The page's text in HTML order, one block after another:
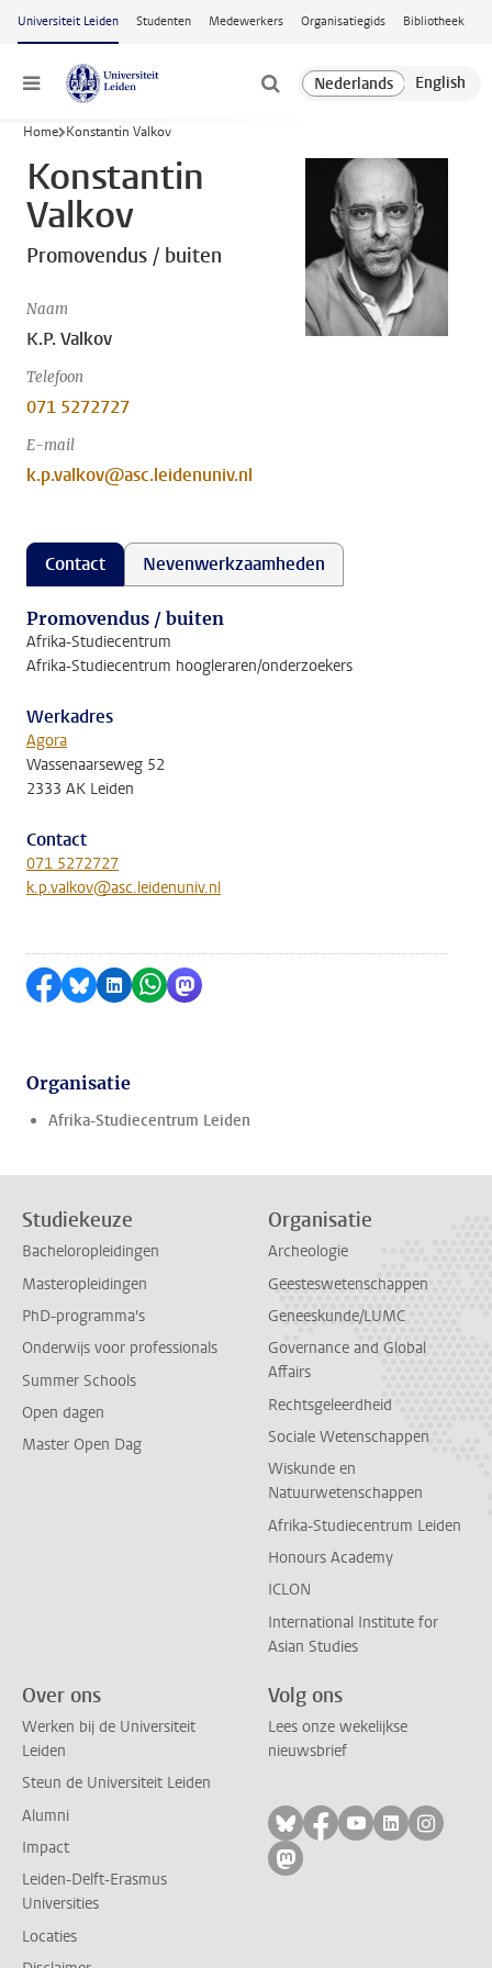
Ga naar hoofdinhoud
Universiteit Leiden Studenten Medewerkers Organisatiegids Bibliotheek
Menu
Home Konstantin Valkov
Konstantin
Valkov
Promovendus / buiten
Naam
K.P. Valkov
Telefoon
071 5272727
E-mail
k.p.valkov@asc.leidenuniv.nl
Contact Nevenwerkzaamheden
Promovendus / buiten
Afrika-Studiecentrum
Afrika-Studiecentrum hoogleraren/onderzoekers
Werkadres
Agora
Wassenaarseweg 52
2333 AK Leiden
Contact
071 5272727
k.p.valkov@asc.leidenuniv.nl
Delen op Facebook
Delen via Bluesky
Delen op LinkedIn
Delen via WhatsApp
Delen via Mastodon
Organisatie
Afrika-Studiecentrum Leiden
Studiekeuze
Bacheloropleidingen
Masteropleidingen
PhD-programma's
Onderwijs voor professionals
Summer Schools
Open dagen
Master Open Dag
Organisatie
Archeologie
Geesteswetenschappen
Geneeskunde/LUMC
Governance and Global
Affairs
Rechtsgeleerdheid
Sociale Wetenschappen
Wiskunde en
Natuurwetenschappen
Afrika-Studiecentrum Leiden
Honours Academy
ICLON
International Institute for
Asian Studies
Over ons
Werken bij de Universiteit
Leiden
Steun de Universiteit Leiden
Alumni
Impact
Leiden-Delft-Erasmus
Universities
Locaties
Volg ons
Lees onze wekelijkse
nieuwsbrief
Volg ons op bluesky
Volg ons op
Volg ons op
Volg ons
Volg
Volg ons op mastodon